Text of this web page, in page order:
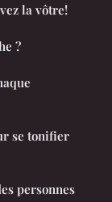
la vôtre!
?
se tonifier
personnes